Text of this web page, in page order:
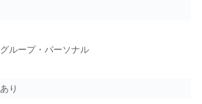
グループ・パーソナル
あり